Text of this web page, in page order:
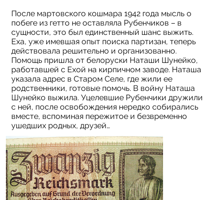
После мартовского кошмара 1942 года мысль о
побеге из гетто не оставляла Рубенчиков – в
сущности, это был единственный шанс выжить.
Еха, уже имевшая опыт поиска партизан, теперь
действовала решительно и организованно.
Помощь пришла от белоруски Наташи Шунейко,
работавшей с Ехой на кирпичном заводе. Наташа
указала адрес в Старом Селе, где жили ее
родственники, готовые помочь. В войну Наташа
Шунейко выжила. Уцелевшие Рубенчики дружили
с ней, после освобождения нередко собирались
вместе, вспоминая пережитое и безвременно
ушедших родных, друзей…